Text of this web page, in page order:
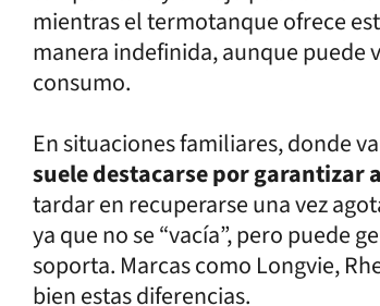
mientras el termotanque ofrece
manera indefinida, aunque puede
consumo.
En situaciones familiares, donde
suele destacarse por garantizar
tardar en recuperarse una vez
ya que no se “vacía”, pero puede
soporta. Marcas como Longvie,
bien estas diferencias.